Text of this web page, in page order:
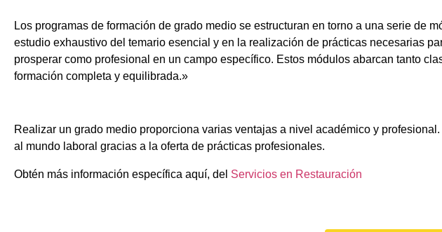
Los programas de formación de grado medio se estructuran en torno a una serie de
estudio exhaustivo del temario esencial y en la realización de prácticas necesarias
prosperar como profesional en un campo específico. Estos módulos abarcan tanto
formación completa y equilibrada.»
Realizar un grado medio proporciona varias ventajas a nivel académico y
al mundo laboral gracias a la oferta de prácticas profesionales.
Obtén más información específica aquí, del Servicios en Restauración